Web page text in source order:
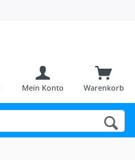
Warenkorb
Mein Konto